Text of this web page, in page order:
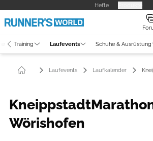
Hefte
Training Laufevents Schuhe & Ausrüstung
Laufevents Laufkalender
Wörishofen